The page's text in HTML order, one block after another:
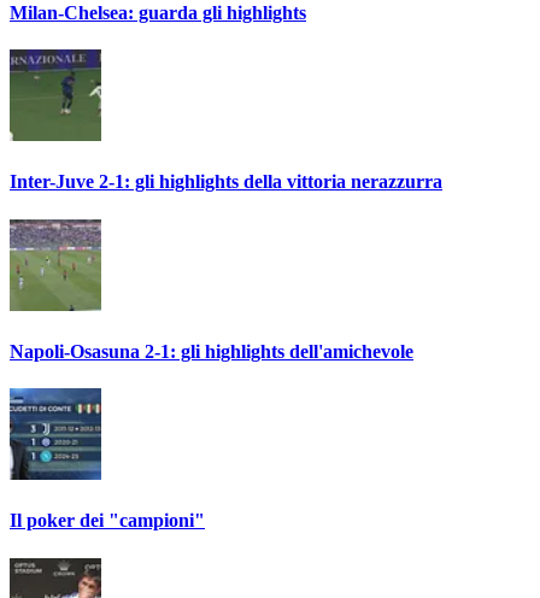
Milan-Chelsea: guarda gli highlights
Inter-Juve 2-1: gli highlights della vittoria nerazzurra
Napoli-Osasuna 2-1: gli highlights dell'amichevole
Il poker dei "campioni"